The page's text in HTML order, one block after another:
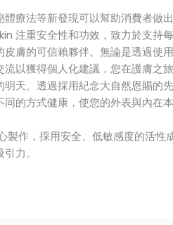
療法等新發現可以幫助消費者做
注重安全性和功效，致力於支持
膚的可信賴夥伴。無論是透過使
以獲得個人化建議，您在護膚之
天。透過採用紀念大自然恩賜的
的方式健康，使您的外表與內在本
製作，採用安全、低敏感度的活性
力。